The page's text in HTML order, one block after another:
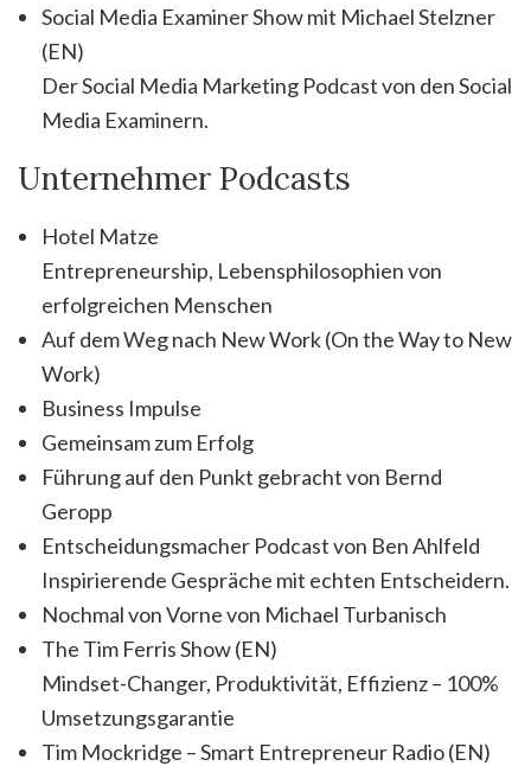
Social Media Examiner Show mit Michael Stelzner
(EN)
Der Social Media Marketing Podcast von den Social
Media Examinern.
Unternehmer Podcasts
Hotel Matze
Entrepreneurship, Lebensphilosophien von
erfolgreichen Menschen
Auf dem Weg nach New Work (On the Way to New
Work)
Business Impulse
Gemeinsam zum Erfolg
Führung auf den Punkt gebracht von Bernd
Geropp
Entscheidungsmacher Podcast von Ben Ahlfeld
Inspirierende Gespräche mit echten Entscheidern.
Nochmal von Vorne von Michael Turbanisch
The Tim Ferris Show (EN)
Mindset-Changer, Produktivität, Effizienz – 100%
Umsetzungsgarantie
Tim Mockridge – Smart Entrepreneur Radio (EN)